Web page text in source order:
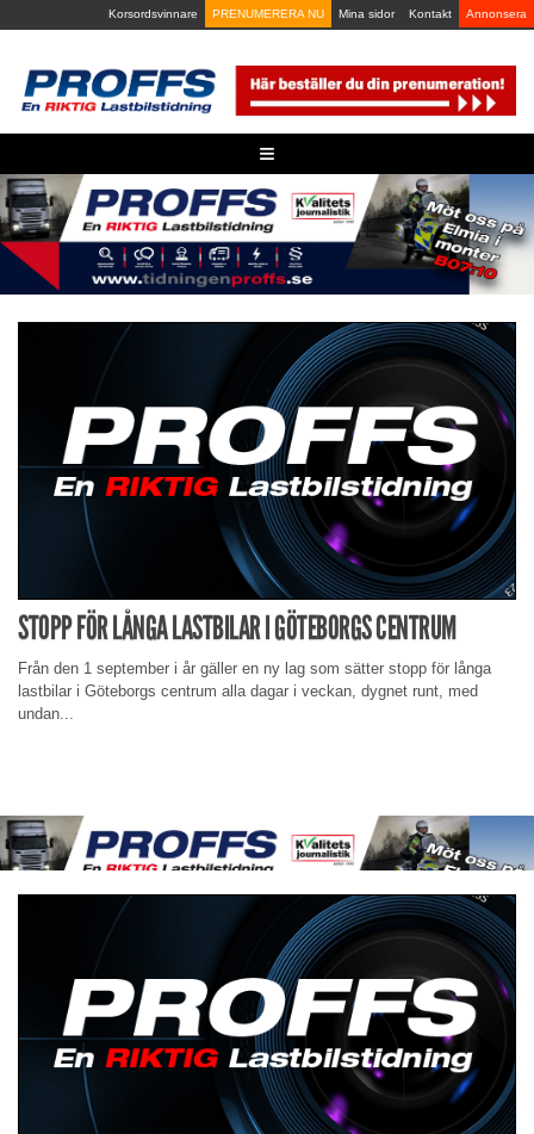
to
Korsordsvinnare PRENUMERERA NU Mina sidor Kontakt Annonsera
≡
STOPP FÖR LÅNGA LASTBILAR I GÖTEBORGS CENTRUM
Från den 1 september i år gäller en ny lag som sätter stopp för långa
lastbilar i Göteborgs centrum alla dagar i veckan, dygnet runt, med
undan...